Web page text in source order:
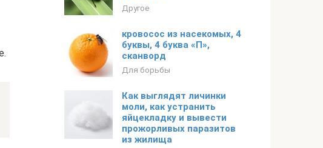
Другое
кровосос из насекомых, 4
буквы, 4 буква «П»,
сканворд
Для борьбы
Как выглядят личинки
моли, как устранить
яйцекладку и вывести
прожорливых паразитов
из жилища